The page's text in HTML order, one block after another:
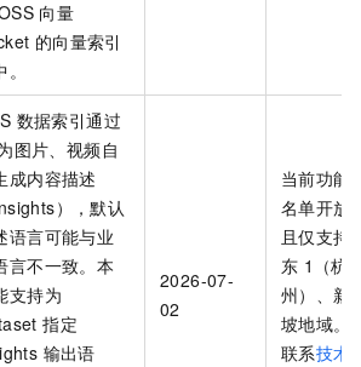
向量
的向量索引
数据索引通过
图片、视频自
成内容描述
），默认
语言可能与业
言不一致。本
支持为
指定
输出语
2026-07-
02
当前功能
名单开放
且仅支持
东 1（杭
州）、新
坡地域。
联系技术